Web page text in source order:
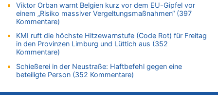
06.08.2026 - 21:14 von Ach zu
Aachen ab 11. August wieder Mekka des Pferdesports –
Belgien setzt bei Reit-WM auf starke Springreiter
06.08.2026 - 20:43 von 5/11 zu
Wasserstand des Rheins in NRW so niedrig wie noch nie
Zurück an den Rhein: Hendrich wechselt zum 1. FC Köln
Viktor Orban warnt Belgien kurz vor dem EU-Gipfel vor
einem „Risiko massiver Vergeltungsmaßnahmen“ (397
Kommentare)
KMI ruft die höchste Hitzewarnstufe (Code Rot) für Freitag
in den Provinzen Limburg und Lüttich aus (352
Kommentare)
Schießerei in der Neustraße: Haftbefehl gegen eine
beteiligte Person (352 Kommentare)